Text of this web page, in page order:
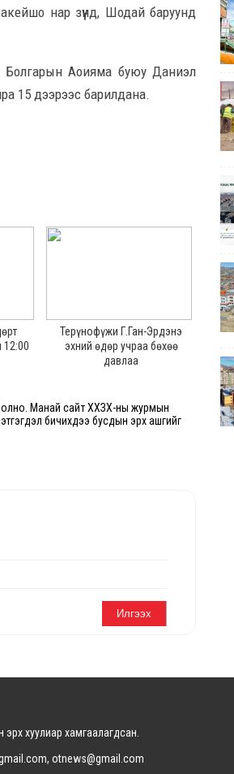
нар зүүнд, Шодай баруунд
Болгарын Аоияма буюу Даниэл
15 дээрээс барилдана.
12:00
Терүнофүжи Г.Ган-Эрдэнэ
эхний өдөр учраа бөхөө
давлаа
Манай сайт ХХЗХ-ны журмын
бичихдээ бусдын эрх ашгийг
хуулиар хамгаалагдсан.
otnews@gmail.com